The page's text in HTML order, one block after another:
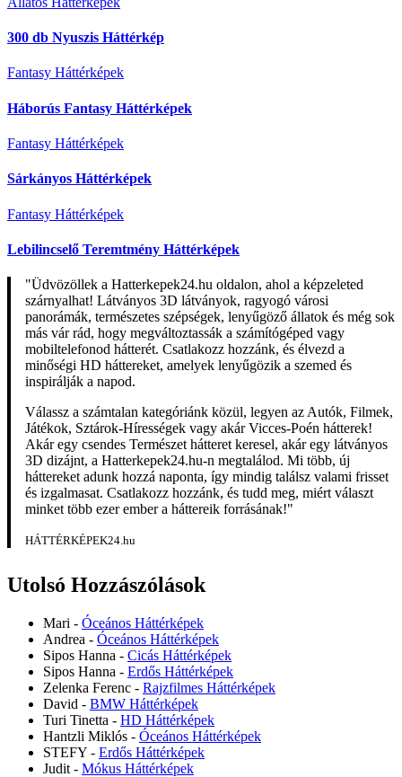
300 db Nyuszis Háttérkép
Fantasy Háttérképek
Háborús Fantasy Háttérképek
Fantasy Háttérképek
Sárkányos Háttérképek
Fantasy Háttérképek
Lebilincselő Teremtmény Háttérképek
"Üdvözöllek a Hatterkepek24.hu oldalon, ahol a képzeleted
szárnyalhat! Látványos 3D látványok, ragyogó városi
panorámák, természetes szépségek, lenyűgöző állatok és még sok
más vár rád, hogy megváltoztassák a számítógéped vagy
mobiltelefonod hátterét. Csatlakozz hozzánk, és élvezd a
minőségi HD háttereket, amelyek lenyűgözik a szemed és
inspirálják a napod.
Válassz a számtalan kategóriánk közül, legyen az Autók, Filmek,
Játékok, Sztárok-Hírességek vagy akár Vicces-Poén hátterek!
Akár egy csendes Természet hátteret keresel, akár egy látványos
3D dizájnt, a Hatterkepek24.hu-n megtalálod. Mi több, új
háttereket adunk hozzá naponta, így mindig találsz valami frisset
és izgalmasat. Csatlakozz hozzánk, és tudd meg, miért választ
minket több ezer ember a háttereik forrásának!"
HÁTTÉRKÉPEK24.hu
Utolsó Hozzászólások
Mari - Óceános Háttérképek
Andrea - Óceános Háttérképek
Sipos Hanna - Cicás Háttérképek
Sipos Hanna - Erdős Háttérképek
Zelenka Ferenc - Rajzfilmes Háttérképek
David - BMW Háttérképek
Turi Tinetta - HD Háttérképek
Hantzli Miklós - Óceános Háttérképek
STEFY - Erdős Háttérképek
Judit - Mókus Háttérképek